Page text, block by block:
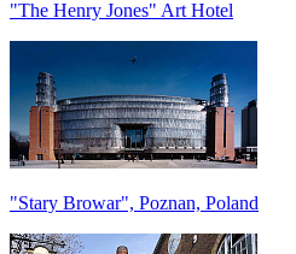
"The Henry Jones" Art Hotel
"Stary Browar", Poznan, Poland